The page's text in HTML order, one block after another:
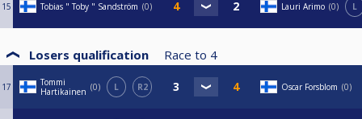
15 Tobias " Toby " Sandström 0 Lauri Arimo 0 L
Losers qualification Race to 4
17
Tommi
Hartikainen
0 L R2 Oscar Forsblom 0